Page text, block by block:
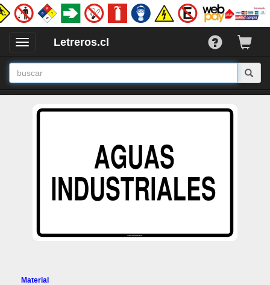
Desplegar
Ocultar
Menu
Letreros.cl
Material